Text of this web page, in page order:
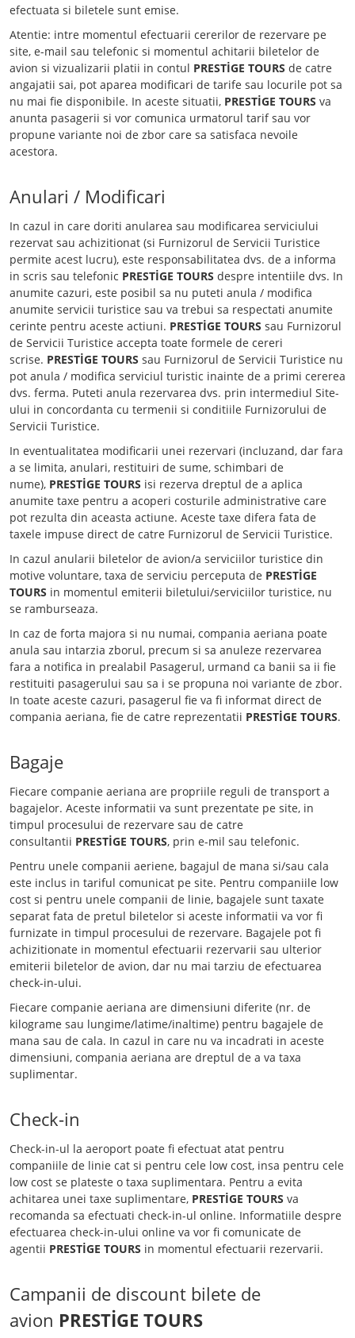
efectuata si biletele sunt emise.
Atentie: intre momentul efectuarii cererilor de rezervare pe
site, e-mail sau telefonic si momentul achitarii biletelor de
avion si vizualizarii platii in contul PRESTİGE TOURS de catre
angajatii sai, pot aparea modificari de tarife sau locurile pot sa
nu mai fie disponibile. In aceste situatii, PRESTİGE TOURS va
anunta pasagerii si vor comunica urmatorul tarif sau vor
propune variante noi de zbor care sa satisfaca nevoile
acestora.
Anulari / Modificari
In cazul in care doriti anularea sau modificarea serviciului
rezervat sau achizitionat (si Furnizorul de Servicii Turistice
permite acest lucru), este responsabilitatea dvs. de a informa
in scris sau telefonic PRESTİGE TOURS despre intentiile dvs. In
anumite cazuri, este posibil sa nu puteti anula / modifica
anumite servicii turistice sau va trebui sa respectati anumite
cerinte pentru aceste actiuni. PRESTİGE TOURS sau Furnizorul
de Servicii Turistice accepta toate formele de cereri
scrise. PRESTİGE TOURS sau Furnizorul de Servicii Turistice nu
pot anula / modifica serviciul turistic inainte de a primi cererea
dvs. ferma. Puteti anula rezervarea dvs. prin intermediul Site-
ului in concordanta cu termenii si conditiile Furnizorului de
Servicii Turistice.
In eventualitatea modificarii unei rezervari (incluzand, dar fara
a se limita, anulari, restituiri de sume, schimbari de
nume), PRESTİGE TOURS isi rezerva dreptul de a aplica
anumite taxe pentru a acoperi costurile administrative care
pot rezulta din aceasta actiune. Aceste taxe difera fata de
taxele impuse direct de catre Furnizorul de Servicii Turistice.
In cazul anularii biletelor de avion/a serviciilor turistice din
motive voluntare, taxa de serviciu perceputa de PRESTİGE
TOURS in momentul emiterii biletului/serviciilor turistice, nu
se ramburseaza.
In caz de forta majora si nu numai, compania aeriana poate
anula sau intarzia zborul, precum si sa anuleze rezervarea
fara a notifica in prealabil Pasagerul, urmand ca banii sa ii fie
restituiti pasagerului sau sa i se propuna noi variante de zbor.
In toate aceste cazuri, pasagerul fie va fi informat direct de
compania aeriana, fie de catre reprezentatii PRESTİGE TOURS.
Bagaje
Fiecare companie aeriana are propriile reguli de transport a
bagajelor. Aceste informatii va sunt prezentate pe site, in
timpul procesului de rezervare sau de catre
consultantii PRESTİGE TOURS, prin e-mil sau telefonic.
Pentru unele companii aeriene, bagajul de mana si/sau cala
este inclus in tariful comunicat pe site. Pentru companiile low
cost si pentru unele companii de linie, bagajele sunt taxate
separat fata de pretul biletelor si aceste informatii va vor fi
furnizate in timpul procesului de rezervare. Bagajele pot fi
achizitionate in momentul efectuarii rezervarii sau ulterior
emiterii biletelor de avion, dar nu mai tarziu de efectuarea
check-in-ului.
Fiecare companie aeriana are dimensiuni diferite (nr. de
kilograme sau lungime/latime/inaltime) pentru bagajele de
mana sau de cala. In cazul in care nu va incadrati in aceste
dimensiuni, compania aeriana are dreptul de a va taxa
suplimentar.
Check-in
Check-in-ul la aeroport poate fi efectuat atat pentru
companiile de linie cat si pentru cele low cost, insa pentru cele
low cost se plateste o taxa suplimentara. Pentru a evita
achitarea unei taxe suplimentare, PRESTİGE TOURS va
recomanda sa efectuati check-in-ul online. Informatiile despre
efectuarea check-in-ului online va vor fi comunicate de
agentii PRESTİGE TOURS in momentul efectuarii rezervarii.
Campanii de discount bilete de
avion PRESTİGE TOURS